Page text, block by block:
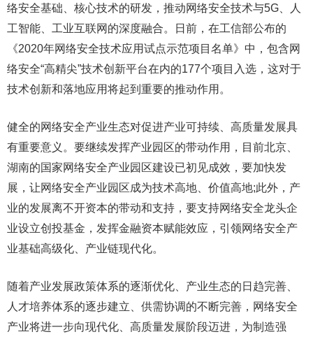
络安全基础、核心技术的研发，推动网络安全技术与5G、人
工智能、工业互联网的深度融合。日前，在工信部公布的
《2020年网络安全技术应用试点示范项目名单》中，包含网
络安全“高精尖”技术创新平台在内的177个项目入选，这对于
技术创新和落地应用将起到重要的推动作用。
健全的网络安全产业生态对促进产业可持续、高质量发展具
有重要意义。要继续发挥产业园区的带动作用，目前北京、
湖南的国家网络安全产业园区建设已初见成效，要加快发
展，让网络安全产业园区成为技术高地、价值高地;此外，产
业的发展离不开资本的带动和支持，要支持网络安全龙头企
业设立创投基金，发挥金融资本赋能效应，引领网络安全产
业基础高级化、产业链现代化。
随着产业发展政策体系的逐渐优化、产业生态的日趋完善、
人才培养体系的逐步建立、供需协调的不断完善，网络安全
产业将进一步向现代化、高质量发展阶段迈进，为制造强